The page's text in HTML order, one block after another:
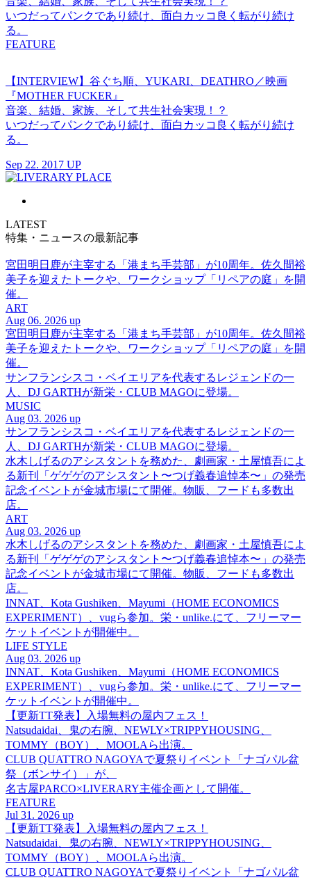
いつだってパンクであり続け、面白カッコ良く転がり続け
る。
FEATURE
【INTERVIEW】谷ぐち順、YUKARI、DEATHRO／映画
『MOTHER FUCKER』
音楽、結婚、家族、そして共生社会実現！？
いつだってパンクであり続け、面白カッコ良く転がり続け
る。
Sep 22. 2017 UP
LATEST
特集・ニュースの最新記事
宮田明日鹿が主宰する「港まち手芸部」が10周年。佐久間裕
美子を迎えたトークや、ワークショップ「リペアの庭」を開
催。
ART
Aug 06. 2026 up
宮田明日鹿が主宰する「港まち手芸部」が10周年。佐久間裕
美子を迎えたトークや、ワークショップ「リペアの庭」を開
催。
サンフランシスコ・ベイエリアを代表するレジェンドの一
人、DJ GARTHが新栄・CLUB MAGOに登場。
MUSIC
Aug 03. 2026 up
サンフランシスコ・ベイエリアを代表するレジェンドの一
人、DJ GARTHが新栄・CLUB MAGOに登場。
水木しげるのアシスタントを務めた、劇画家・土屋慎吾によ
る新刊「ゲゲゲのアシスタント〜つげ義春追悼本〜」の発売
記念イベントが金城市場にて開催。物販、フードも多数出
店。
ART
Aug 03. 2026 up
水木しげるのアシスタントを務めた、劇画家・土屋慎吾によ
る新刊「ゲゲゲのアシスタント〜つげ義春追悼本〜」の発売
記念イベントが金城市場にて開催。物販、フードも多数出
店。
INNAT、Kota Gushiken、Mayumi（HOME ECONOMICS
EXPERIMENT）、vugら参加。栄・unlike.にて、フリーマー
ケットイベントが開催中。
LIFE STYLE
Aug 03. 2026 up
INNAT、Kota Gushiken、Mayumi（HOME ECONOMICS
EXPERIMENT）、vugら参加。栄・unlike.にて、フリーマー
ケットイベントが開催中。
【更新TT発表】入場無料の屋内フェス！
Natsudaidai、鬼の右腕、NEWLY×TRIPPYHOUSING、
TOMMY（BOY）、MOOLAら出演。
CLUB QUATTRO NAGOYAで夏祭りイベント「ナゴパル盆
祭（ボンサイ）」が、
名古屋PARCO×LIVERARY主催企画として開催。
FEATURE
Jul 31. 2026 up
【更新TT発表】入場無料の屋内フェス！
Natsudaidai、鬼の右腕、NEWLY×TRIPPYHOUSING、
TOMMY（BOY）、MOOLAら出演。
CLUB QUATTRO NAGOYAで夏祭りイベント「ナゴパル盆